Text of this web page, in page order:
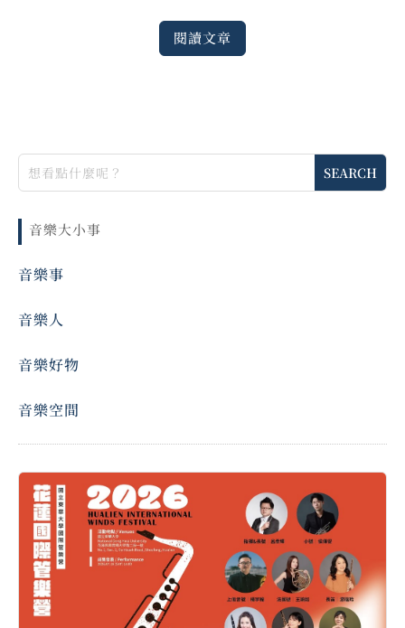
閱讀文章
音樂大小事
音樂事
音樂人
音樂好物
音樂空間